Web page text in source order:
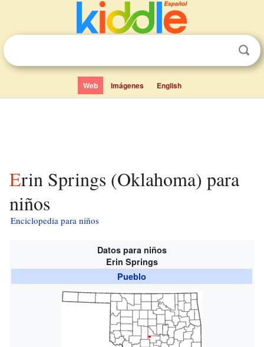
Web Imágenes English
Erin Springs (Oklahoma) para
niños
Enciclopedia para niños
Datos para niños
Erin Springs
Pueblo